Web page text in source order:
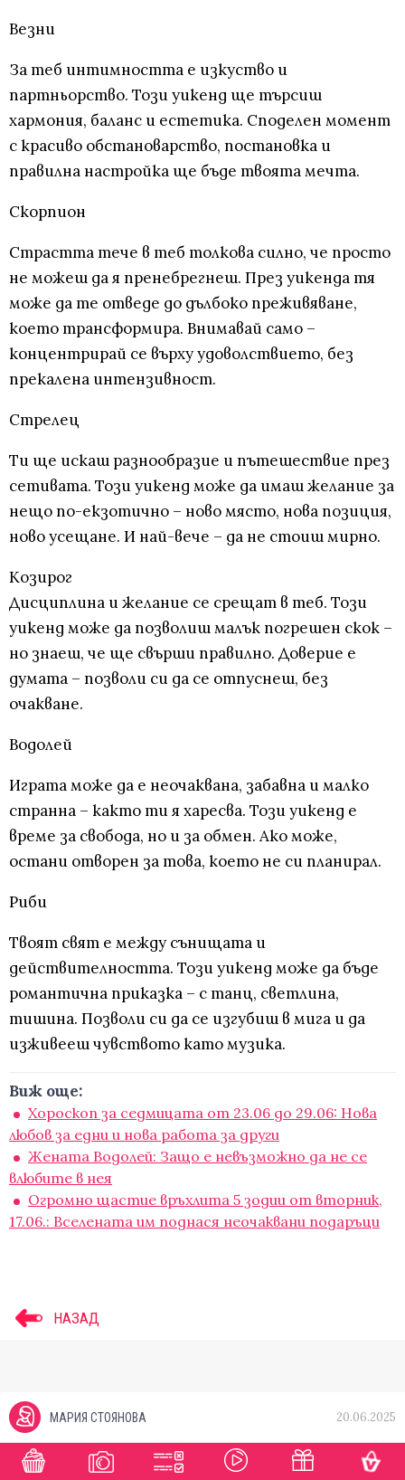
Везни
За теб интимността е изкуство и
партньорство. Този уикенд ще търсиш
хармония, баланс и естетика. Споделен момент
с красиво обстановарство, постановка и
правилна настройка ще бъде твоята мечта.
Скорпион
Страстта тече в теб толкова силно, че просто
не можеш да я пренебрегнеш. През уикенда тя
може да те отведе до дълбоко преживяване,
което трансформира. Внимавай само –
концентрирай се върху удоволствието, без
прекалена интензивност.
Стрелец
Ти ще искаш разнообразие и пътешествие през
сетивата. Този уикенд може да имаш желание за
нещо по-екзотично – ново място, нова позиция,
ново усещане. И най-вече – да не стоиш мирно.
Козирог
Дисциплина и желание се срещат в теб. Този
уикенд може да позволиш малък погрешен скок –
но знаеш, че ще свърши правилно. Доверие е
думата – позволи си да се отпуснеш, без
очакване.
Водолей
Играта може да е неочаквана, забавна и малко
странна – както ти я харесва. Този уикенд е
време за свобода, но и за обмен. Ако може,
остани отворен за това, което не си планирал.
Риби
Твоят свят е между сънищата и
действителността. Този уикенд може да бъде
романтична приказка – с танц, светлина,
тишина. Позволи си да се изгубиш в мига и да
изживееш чувството като музика.
Виж още:
Хороскоп за седмицата от 23.06 до 29.06: Нова
любов за едни и нова работа за други
Жената Водолей: Защо е невъзможно да не се
влюбите в нея
Огромно щастие връхлита 5 зодии от вторник,
17.06.: Вселената им поднася неочаквани подаръци
НАЗАД
МАРИЯ СТОЯНОВА 20.06.2025